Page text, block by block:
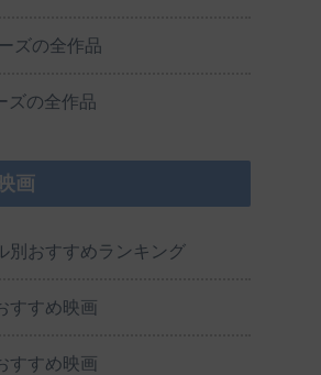
ズの全作品
ズの全作品
画
別おすすめランキング
すすめ映画
すすめ映画